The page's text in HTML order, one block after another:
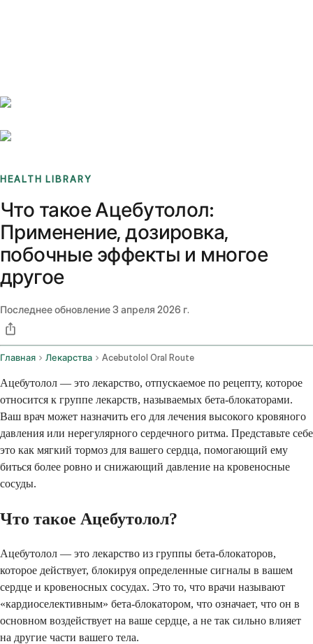
HEALTH LIBRARY
Что такое Ацебутолол:
Применение, дозировка,
побочные эффекты и многое
другое
Последнее обновление3 апреля 2026 г.
Главная Лекарства Acebutolol Oral Route
Ацебутолол — это лекарство, отпускаемое по рецепту, которое
относится к группе лекарств, называемых бета-блокаторами.
Ваш врач может назначить его для лечения высокого кровяного
давления или нерегулярного сердечного ритма. Представьте себе
это как мягкий тормоз для вашего сердца, помогающий ему
биться более ровно и снижающий давление на кровеносные
сосуды.
Что такое Ацебутолол?
Ацебутолол — это лекарство из группы бета-блокаторов,
которое действует, блокируя определенные сигналы в вашем
сердце и кровеносных сосудах. Это то, что врачи называют
«кардиоселективным» бета-блокатором, что означает, что он в
основном воздействует на ваше сердце, а не так сильно влияет
на другие части вашего тела.